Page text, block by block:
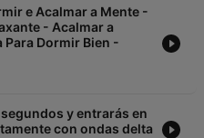
e Acalmar a Mente -
- Acalmar a
Para Dormir Bien -
y entrarás en
con ondas delta